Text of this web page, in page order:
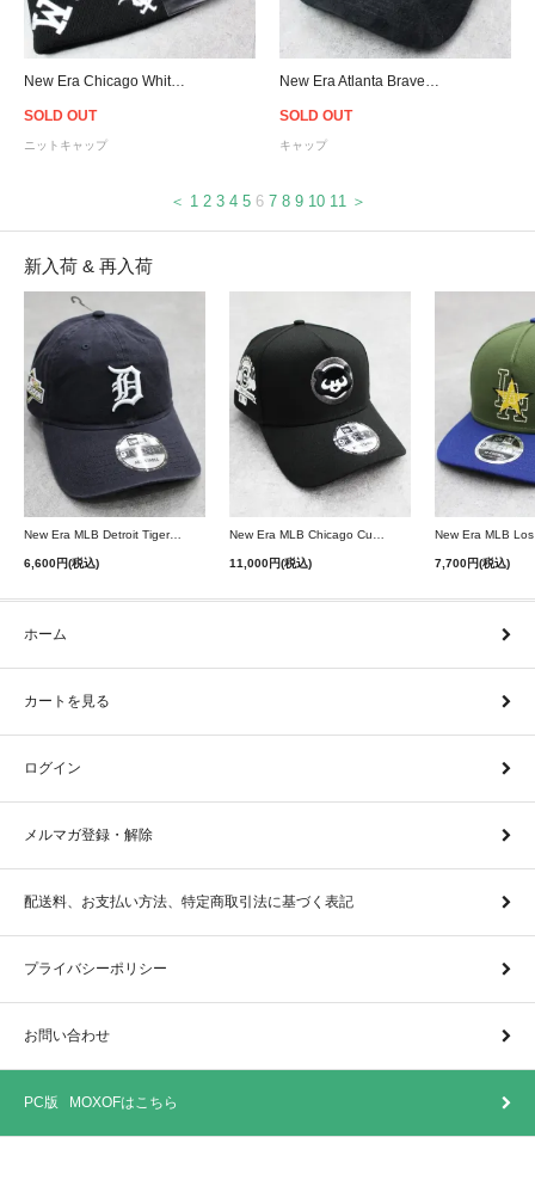
New Era Chicago White Sox Old English Letter Cuffed Knit Beanie - Black
SOLD OUT
ニットキャップ
SOLD OUT
キャップ
＜ 1 2 3 4 5 6 7 8 9 10 11 ＞
新入荷 & 再入荷
New Era MLB Detroit Tigers Postseason 9Twenty Strapback Cap - Navy
6,600円(税込)
New Era MLB Chicago Cubs 9Forty A-Frame Snapback Cap - Black
11,000円(税込) 7,700円(税込)
ホーム
カートを見る
ログイン
メルマガ登録・解除
配送料、お支払い方法、特定商取引法に基づく表記
プライバシーポリシー
お問い合わせ
PC版 MOXOFはこちら